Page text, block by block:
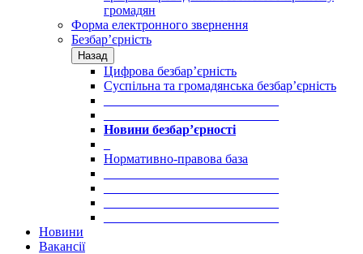
громадян
Форма електронного звернення
Безбар’єрність
Назад
Цифрова безбар’єрність
Суспільна та громадянська безбар’єрність
Новини безбар’єрності
Нормативно-правова база
Новини
Вакансії